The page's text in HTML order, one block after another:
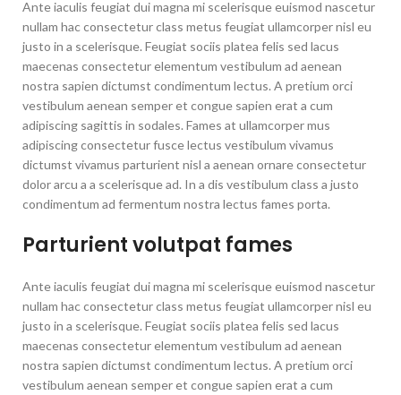
Ante iaculis feugiat dui magna mi scelerisque euismod nascetur
nullam hac consectetur class metus feugiat ullamcorper nisl eu
justo in a scelerisque. Feugiat sociis platea felis sed lacus
maecenas consectetur elementum vestibulum ad aenean
nostra sapien dictumst condimentum lectus. A pretium orci
vestibulum aenean semper et congue sapien erat a cum
adipiscing sagittis in sodales. Fames at ullamcorper mus
adipiscing consectetur fusce lectus vestibulum vivamus
dictumst vivamus parturient nisl a aenean ornare consectetur
dolor arcu a a scelerisque ad. In a dis vestibulum class a justo
condimentum ad fermentum nostra lectus fames porta.
Parturient volutpat fames
Ante iaculis feugiat dui magna mi scelerisque euismod nascetur
nullam hac consectetur class metus feugiat ullamcorper nisl eu
justo in a scelerisque. Feugiat sociis platea felis sed lacus
maecenas consectetur elementum vestibulum ad aenean
nostra sapien dictumst condimentum lectus. A pretium orci
vestibulum aenean semper et congue sapien erat a cum